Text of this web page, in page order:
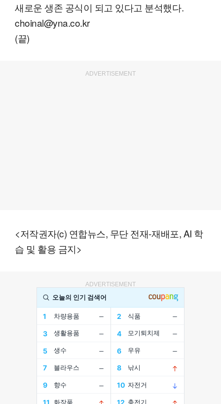
새로운 생존 공식이 되고 있다고 분석했다.
choinal@yna.co.kr
(끝)
ADVERTISEMENT
<저작권자(c) 연합뉴스, 무단 전재-재배포, AI 학
습 및 활용 금지>
ADVERTISEMENT